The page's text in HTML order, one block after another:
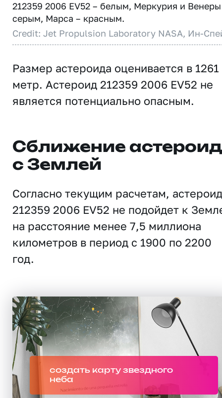
212359 2006 EV52 – белым, Меркурия и
серым, Марса – красным.
Credit: Jet Propulsion Laboratory NASA, Ин-
Размер астероида оценивается в 1261
метр. Астероид 212359 2006 EV52 не
является потенциально опасным.
Сближение
с Землей
Согласно текущим расчетам, астероид
212359 2006 EV52 не подойдет к
на расстояние менее 7,5 миллиона
километров в период с 1900 по 2200
год.
создать карту звездного
неба